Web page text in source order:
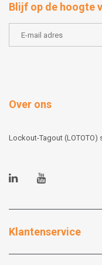
Blijf op de hoogte
Over ons
Lockout-Tagout (LOTOTO)
Klantenservice